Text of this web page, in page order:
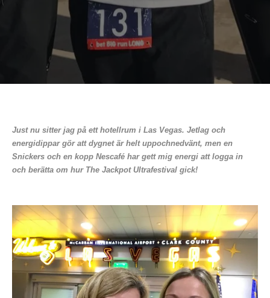
Just nu sitter jag på ett hotellrum i Las Vegas. Jetlag och
energidippar gör att dygnet är helt uppochnedvänt, men en
Snickers och en kopp Nescafé har gett mig energi att logga in
och berätta om hur The Jackpot Ultrafestival gick!